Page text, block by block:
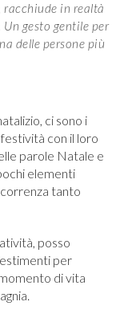
racchiude in realtà
gesto gentile per
delle persone più
ci sono i
festività con il loro
parole Natale e
elementi
tanto
posso
per
di vita